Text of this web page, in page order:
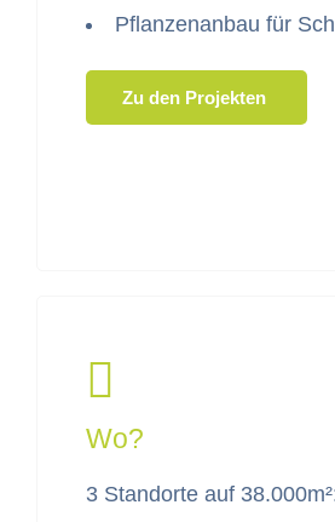
Pflanzenan­bau für
Zu den Projekten
Wo?
3 Stan­dorte auf